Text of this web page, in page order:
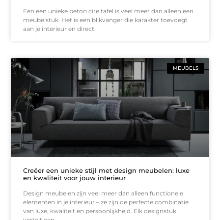
Een een unieke beton cire tafel is veel meer dan alleen een
meubelstuk. Het is een blikvanger die karakter toevoegt
aan je interieur en direct
MEUBELS
Creëer een unieke stijl met design meubelen: luxe
en kwaliteit voor jouw interieur
Design meubelen zijn veel meer dan alleen functionele
elementen in je interieur – ze zijn de perfecte combinatie
van luxe, kwaliteit en persoonlijkheid. Elk designstuk